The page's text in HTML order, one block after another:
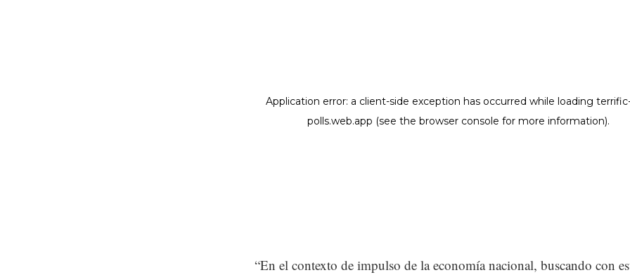
“En el contexto de impulso de la economía nacional, buscando con